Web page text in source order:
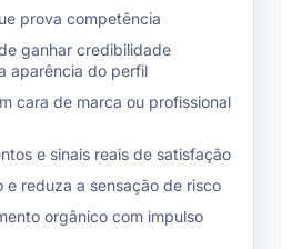
prova competência
ganhar credibilidade
aparência do perfil
cara de marca ou profissional
e sinais reais de satisfação
e reduza a sensação de risco
orgânico com impulso